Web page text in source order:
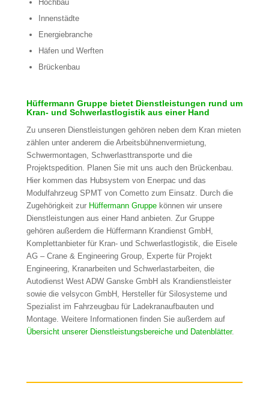
Hochbau
Innenstädte
Energiebranche
Häfen und Werften
Brückenbau
Hüffermann Gruppe bietet Dienstleistungen rund um
Kran- und Schwerlastlogistik aus einer Hand
Zu unseren Dienstleistungen gehören neben dem Kran mieten
zählen unter anderem die Arbeitsbühnenvermietung,
Schwermontagen, Schwerlasttransporte und die
Projektspedition. Planen Sie mit uns auch den Brückenbau.
Hier kommen das Hubsystem von Enerpac und das
Modulfahrzeug SPMT von Cometto zum Einsatz. Durch die
Zugehörigkeit zur Hüffermann Gruppekönnen wir unsere
Dienstleistungen aus einer Hand anbieten. Zur Gruppe
gehören außerdem die Hüffermann Krandienst GmbH,
Komplettanbieter für Kran- und Schwerlastlogistik, die Eisele
AG – Crane & Engineering Group, Experte für Projekt
Engineering, Kranarbeiten und Schwerlastarbeiten, die
Autodienst West ADW Ganske GmbH als Krandienstleister
sowie die velsycon GmbH, Hersteller für Silosysteme und
Spezialist im Fahrzeugbau für Ladekranaufbauten und
Montage. Weitere Informationen finden Sie außerdem auf
Übersicht unserer Dienstleistungsbereiche und Datenblätter.